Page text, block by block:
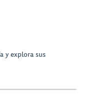
y explora sus